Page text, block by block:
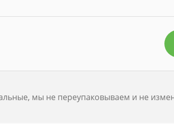
мы не переупаковываем и не